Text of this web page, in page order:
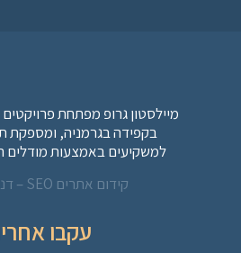
מיילסטון גרופ מפתחת
בקפידה בגרמניה, ומספקת
למשקיעים באמצעות מודלים
קידום אתרים SEO – דניאל זריהן
עקבו